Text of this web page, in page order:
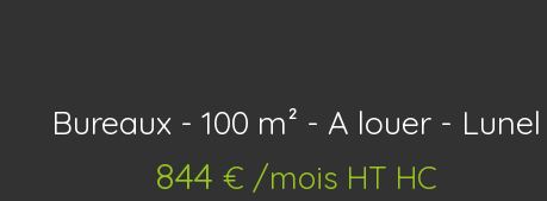
Bureaux - 100 m² - A louer - Lunel
844 € /mois HT HC